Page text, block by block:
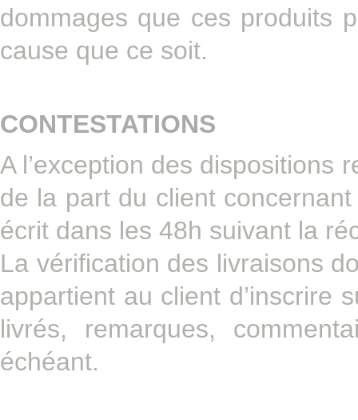
dommages que ces produits
cause que ce soit.
CONTESTATIONS
A l’exception des dispositions
de la part du client
écrit dans les 48h suivant la
La vérification des livraisons
appartient au client d’inscrire
livrés, remarques,
échéant.